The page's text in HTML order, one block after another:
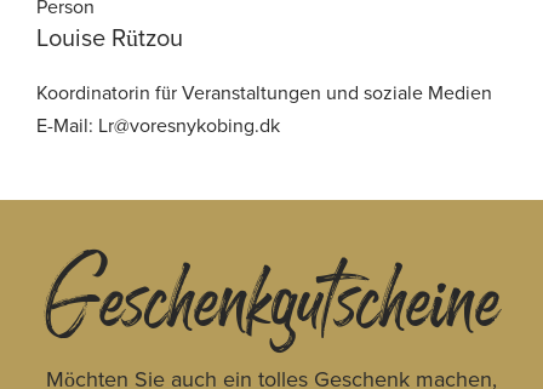
Louise Rützou
Koordinatorin für Veranstaltungen und soziale Medien
E-Mail: Lr@voresnykobing.dk
Geschenkgutscheine
Möchten Sie auch ein tolles Geschenk machen,